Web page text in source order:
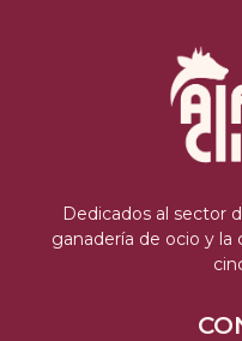
Dedicados al sector
ganadería de ocio y